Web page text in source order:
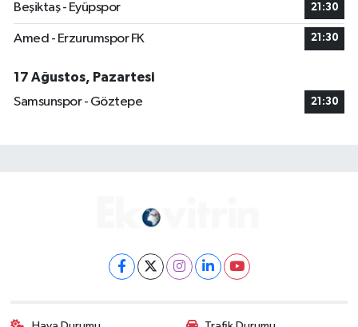
Beşiktaş - Eyüpspor 21:30
Amed - Erzurumspor FK 21:30
17 Ağustos, Pazartesi
Samsunspor - Göztepe
21:30